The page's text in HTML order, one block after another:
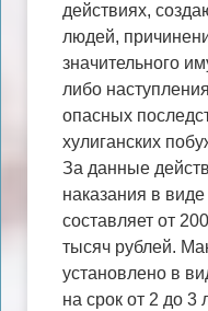
действиях,
людей,
значительного
либо
опасных
хулиганских
За данные
наказания в
составляет от
тысяч рублей.
установлено в
на срок от 2 до 3